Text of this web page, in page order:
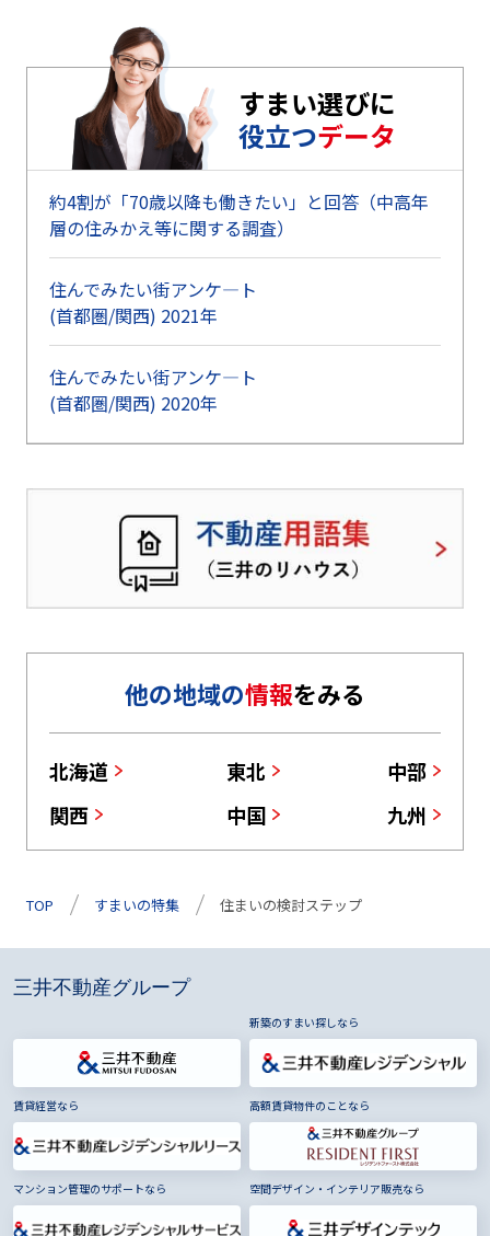
すまい選びに
役立つデータ
約4割が「70歳以降も働きたい」と回答（中高年
層の住みかえ等に関する調査）
住んでみたい街アンケ―ト
(首都圏/関西) 2021年
住んでみたい街アンケ―ト
(首都圏/関西) 2020年
他の地域の情報をみる
北海道 東北
中部
関西
中国 九州
TOP すまいの特集 住まいの検討ステップ
三井不動産グループ
新築のすまい探しなら
賃貸経営なら 高額賃貸物件のことなら
マンション管理のサポートなら 空間デザイン・インテリア販売なら